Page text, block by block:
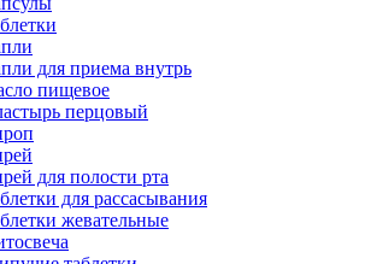
для приема внутрь
пищевое
перцовый
для полости рта
для рассасывания
жевательные